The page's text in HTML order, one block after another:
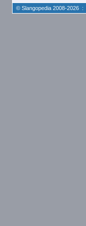
© Slangopedia 2008-2026 :